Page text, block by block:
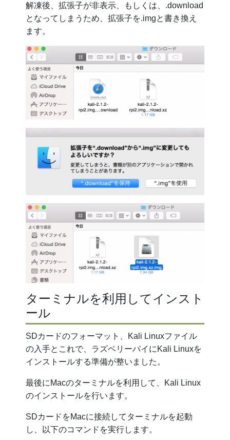
解凍後、拡張子が非表示、もしくは、.download
となってしまうため、拡張子を.imgと書き換え
ます。
ターミナルを利用してインスト
ール
SDカードのフォーマット、Kali Linuxファイル
の入手とこれで、ラズベリーパイにKali Linuxを
インストールする準備が整いました。
最後にMacのターミナルを利用して、Kali Linux
のインストールを行います。
SDカードをMacに接続してターミナルを起動
し、以下のコマンドを実行します。